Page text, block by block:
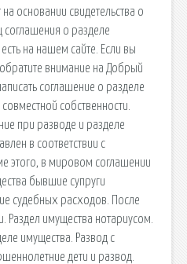
основании свидетельства о
о разделе
на нашем сайте. Если вы
внимание на Добрый
соглашение о разделе
собственности.
при разводе и разделе
в соответствии с
этого, в мировом соглашении
бывшие супруги
судебных расходов. После
имущества нотариусом.
имущества. Развод с
дети и развод.